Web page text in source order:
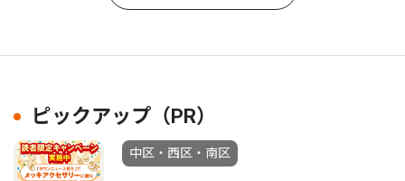
ピックアップ（PR）
中区・西区・南区